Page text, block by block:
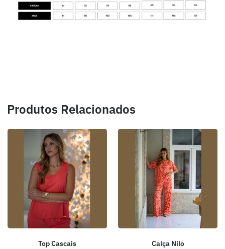
Produtos Relacionados
Top Cascais
Calça Nilo